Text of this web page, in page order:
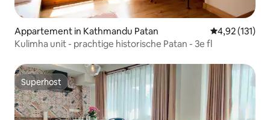
Appartement in Kathmandu Patan Gemiddelde
4,92 (131)
Kulimha unit - prachtige historische Patan - 3e fl
Superhost
Superhost